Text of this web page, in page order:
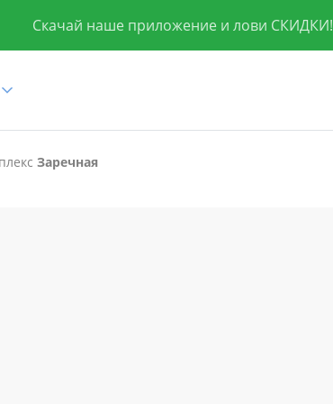
Скачай наше приложение и лови СКИДКИ!
Заречная